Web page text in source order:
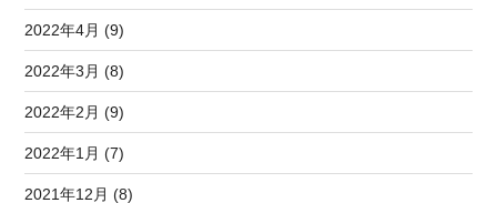
2022年4月 (9)
2022年3月 (8)
2022年2月 (9)
2022年1月 (7)
2021年12月 (8)